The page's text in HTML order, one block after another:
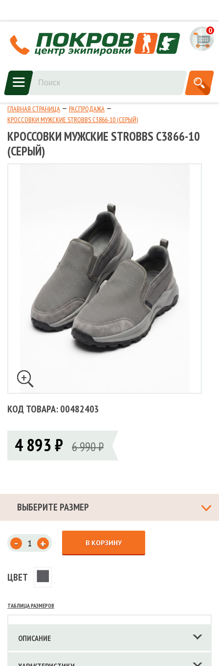
0
ГЛАВНАЯ СТРАНИЦА
РАСПРОДАЖА
КРОССОВКИ МУЖСКИЕ STROBBS C3866-10 (СЕРЫЙ)
КРОССОВКИ МУЖСКИЕ STROBBS C3866-10
(СЕРЫЙ)
КОД ТОВАРА: 00482403
4 893 ₽ 6 990 ₽
ВЫБЕРИТЕ РАЗМЕР
- + В КОРЗИНУ
ЦВЕТ
ТАБЛИЦА РАЗМЕРОВ
ОПИСАНИЕ